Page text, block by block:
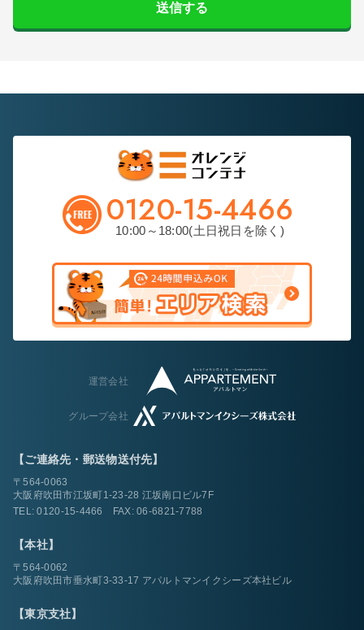
送信する
0120-15-4466
10:00～18:00(土日祝日を除く)
運営会社
グループ会社
【ご連絡先・郵送物送付先】
〒564-0063
大阪府吹田市江坂町1-23-28 江坂南口ビル7F
TEL:0120-15-4466 FAX: 06-6821-7788
【本社】
〒564-0062
大阪府吹田市垂水町3-33-17 アパルトマンイクシーズ本社ビル
【東京支社】